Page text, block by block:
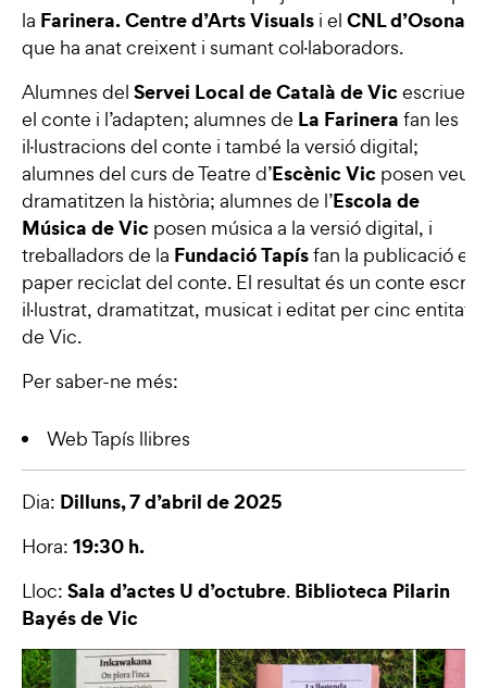
la Farinera. Centre d’Arts Visuals i el CNL d’Osona
que ha anat creixent i sumant col·laboradors.
Alumnes del Servei Local de Català de Vicescriuen
el conte i l’adapten; alumnes de La Farinera fan les
il·lustracions del conte i també la versió digital;
alumnes del curs de Teatre d’Escènic Vic posen veu i
dramatitzen la història; alumnes de l’Escola de
Música de Vic posen música a la versió digital, i
treballadors de la Fundació Tapísfan la publicació en
paper reciclat del conte. El resultat és un conte escrit,
il·lustrat, dramatitzat, musicat i editat per cinc entitats
de Vic.
Per saber-ne més:
Web Tapís llibres
Dia: Dilluns, 7 d’abril de 2025
Hora: 19:30 h.
Lloc: Sala d’actes U d’octubre. Biblioteca Pilarin
Bayés de Vic